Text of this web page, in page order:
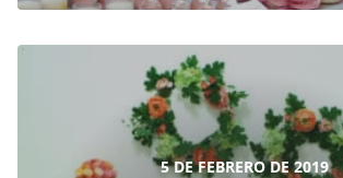
5 DE FEBRERO DE 2019